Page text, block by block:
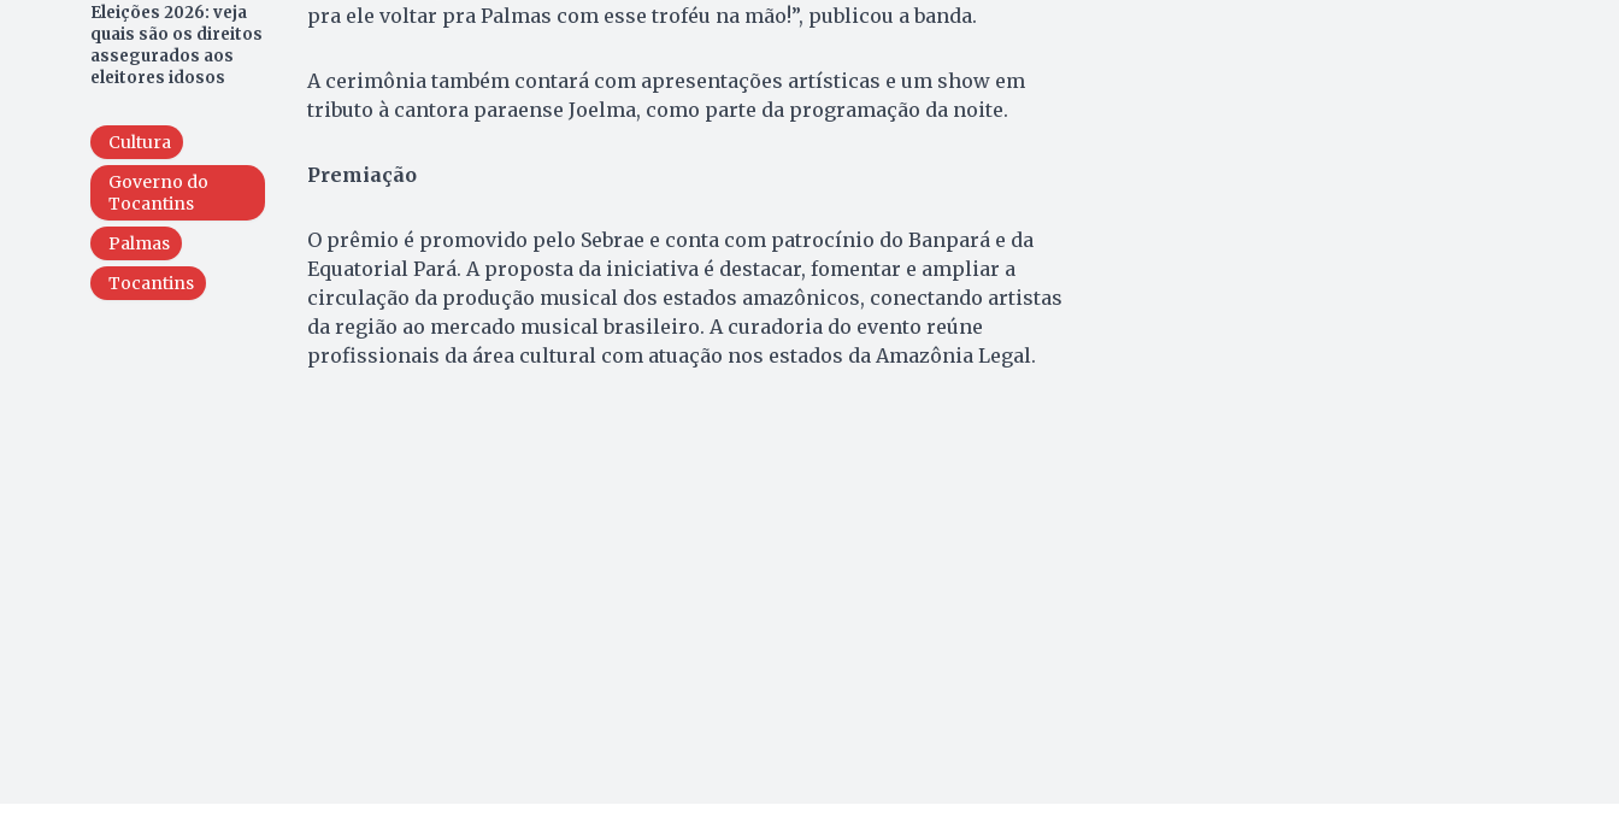
Eleições 2026: veja
quais são os direitos
assegurados aos
eleitores idosos
Cultura
Governo do
Tocantins
Palmas
Tocantins
pra ele voltar pra Palmas com esse troféu na mão!”, publicou a banda.
A cerimônia também contará com apresentações artísticas e um show em
tributo à cantora paraense Joelma, como parte da programação da noite.
Premiação
O prêmio é promovido pelo Sebrae e conta com patrocínio do Banpará e da
Equatorial Pará. A proposta da iniciativa é destacar, fomentar e ampliar a
circulação da produção musical dos estados amazônicos, conectando artistas
da região ao mercado musical brasileiro. A curadoria do evento reúne
profissionais da área cultural com atuação nos estados da Amazônia Legal.